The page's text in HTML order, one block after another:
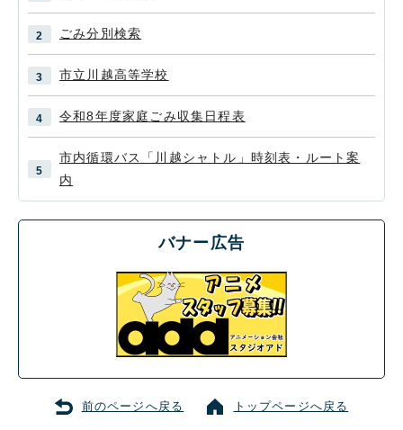
ごみ分別検索
市立川越高等学校
令和8年度家庭ごみ収集日程表
市内循環バス「川越シャトル」時刻表・ルート案
内
バナー広告
前のページへ戻る トップページへ戻る